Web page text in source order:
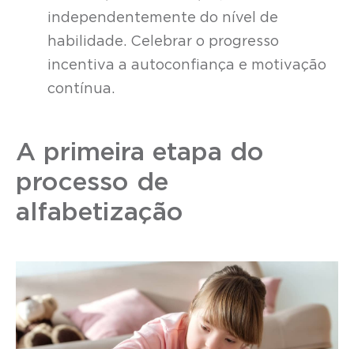
independentemente do nível de
habilidade. Celebrar o progresso
incentiva a autoconfiança e motivação
contínua.
A primeira etapa do
processo de
alfabetização